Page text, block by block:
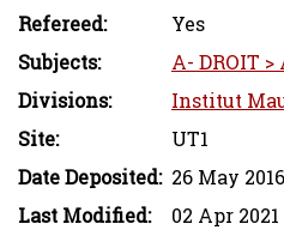
Refereed:
Yes
Subjects:
A- DROIT
Divisions:
Institut
Site:
UT1
Date Deposited: 26 May
Last Modified:
02 Apr 2021